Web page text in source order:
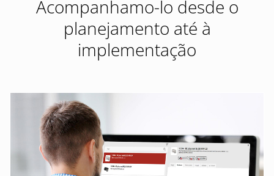
Acompanhamo-lo desde o
planejamento até à
implementação